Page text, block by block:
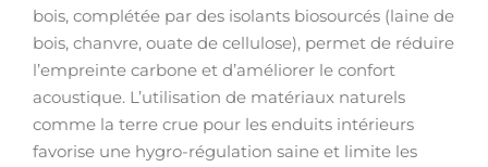
bois, complétée par des isolants biosourcés (laine de
bois, chanvre, ouate de cellulose), permet de réduire
l’empreinte carbone et d’améliorer le confort
acoustique. L’utilisation de matériaux naturels
comme la terre crue pour les enduits intérieurs
favorise une hygro-régulation saine et limite les